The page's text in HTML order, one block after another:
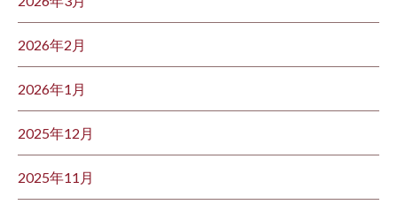
2026年2月
2026年1月
2025年12月
2025年11月